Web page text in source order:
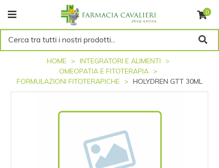
0
Cerca tra tutti i nostri prodotti...
HOME
INTEGRATORI E ALIMENTI
OMEOPATIA E FITOTERAPIA
FORMULAZIONI FITOTERAPICHE
HOLYDREN GTT 30ML